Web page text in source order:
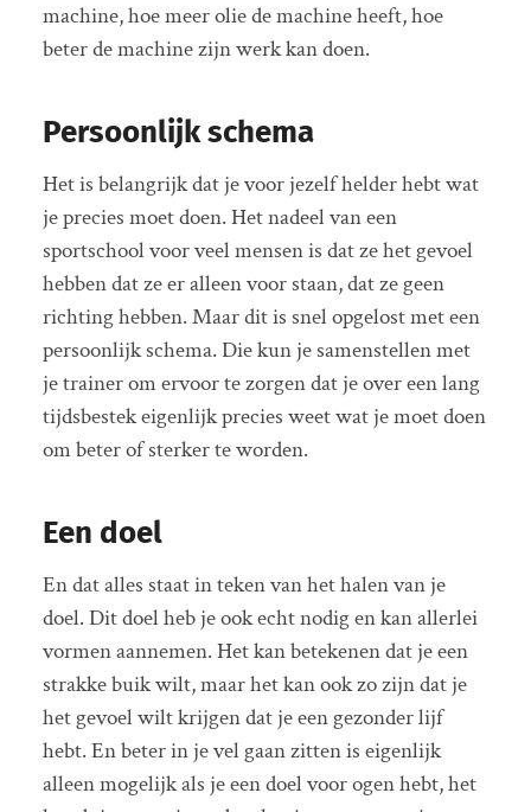
machine, hoe meer olie de machine heeft, hoe
beter de machine zijn werk kan doen.
Persoonlijk schema
Het is belangrijk dat je voor jezelf helder hebt wat
je precies moet doen. Het nadeel van een
sportschool voor veel mensen is dat ze het gevoel
hebben dat ze er alleen voor staan, dat ze geen
richting hebben. Maar dit is snel opgelost met een
persoonlijk schema. Die kun je samenstellen met
je trainer om ervoor te zorgen dat je over een lang
tijdsbestek eigenlijk precies weet wat je moet doen
om beter of sterker te worden.
Een doel
En dat alles staat in teken van het halen van je
doel. Dit doel heb je ook echt nodig en kan allerlei
vormen aannemen. Het kan betekenen dat je een
strakke buik wilt, maar het kan ook zo zijn dat je
het gevoel wilt krijgen dat je een gezonder lijf
hebt. En beter in je vel gaan zitten is eigenlijk
alleen mogelijk als je een doel voor ogen hebt, het